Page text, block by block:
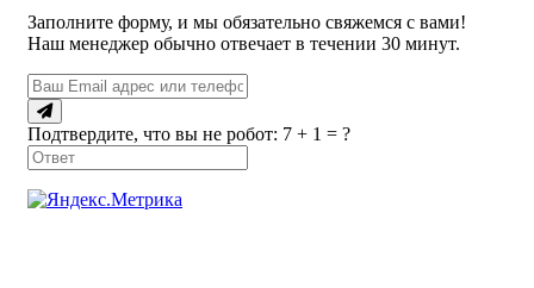
Заполните форму, и мы обязательно свяжемся с вами!
Наш менеджер обычно отвечает в течении 30 минут.
Подтвердите, что вы не робот: 7 + 1 = ?